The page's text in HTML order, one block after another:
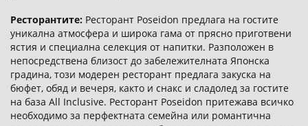
Ресторантите: Ресторант Poseidon предлага на гостите
уникална атмосфера и широка гама от прясно приготвени
ястия и специална селекция от напитки. Разположен в
непосредствена близост до забележителната Японска
градина, този модерен ресторант предлага закуска на
бюфет, обяд и вечеря, както и снакс и сладолед за гостите
на база All Inclusive. Ресторант Poseidon притежава всичко
необходимо за перфектната семейна или романтична